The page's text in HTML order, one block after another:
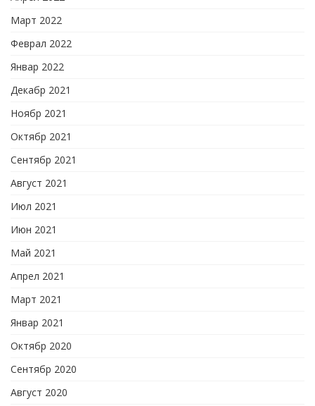
Март 2022
Феврал 2022
Январ 2022
Декабр 2021
Ноябр 2021
Октябр 2021
Сентябр 2021
Август 2021
Июл 2021
Июн 2021
Май 2021
Апрел 2021
Март 2021
Январ 2021
Октябр 2020
Сентябр 2020
Август 2020